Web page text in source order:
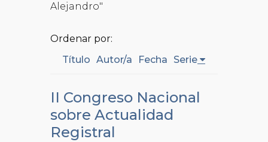
Alejandro"
Ordenar por:
Título Autor/a Fecha Serie
II Congreso Nacional
sobre Actualidad
Registral